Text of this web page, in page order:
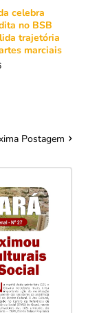
celebra
no BSB
trajetória
marciais
Postagem